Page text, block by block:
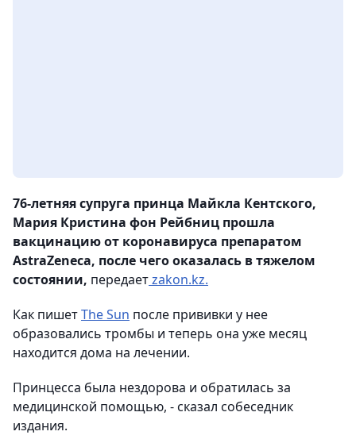
76-летняя супруга принца Майкла Кентского,
Мария Кристина фон Рейбниц прошла
вакцинацию от коронавируса препаратом
AstraZeneca, после чего оказалась в тяжелом
состоянии, передаетzakon.kz.
Как пишетThe Sun после прививки у нее
образовались тромбы и теперь она уже месяц
находится дома на лечении.
Принцесса была нездорова и обратилась за
медицинской помощью, - сказал собеседник
издания.